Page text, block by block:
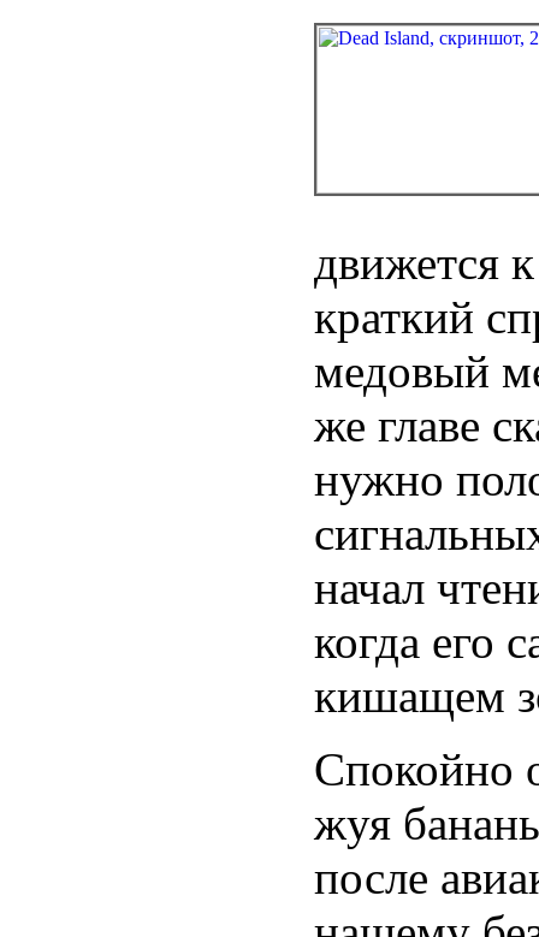
движется
краткий
медовый
же главе
нужно
начал
когда его
кишащем
Спокойно
жуя
после